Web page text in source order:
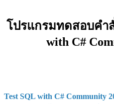
โปรแกรมทดสอบคำ
with C#
Test SQL with C# Community